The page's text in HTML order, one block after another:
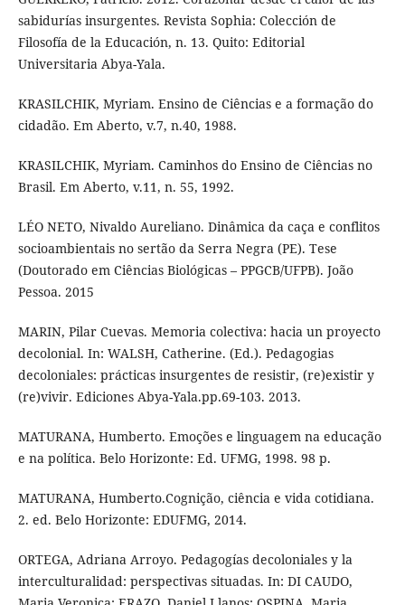
sabidurías insurgentes. Revista Sophia: Colección de
Filosofía de la Educación, n. 13. Quito: Editorial
Universitaria Abya-Yala.
KRASILCHIK, Myriam. Ensino de Ciências e a formação do
cidadão. Em Aberto, v.7, n.40, 1988.
KRASILCHIK, Myriam. Caminhos do Ensino de Ciências no
Brasil. Em Aberto, v.11, n. 55, 1992.
LÉO NETO, Nivaldo Aureliano. Dinâmica da caça e conflitos
socioambientais no sertão da Serra Negra (PE). Tese
(Doutorado em Ciências Biológicas – PPGCB/UFPB). João
Pessoa. 2015
MARIN, Pilar Cuevas. Memoria colectiva: hacia un proyecto
decolonial. In: WALSH, Catherine. (Ed.). Pedagogias
decoloniales: prácticas insurgentes de resistir, (re)existir y
(re)vivir. Ediciones Abya-Yala.pp.69-103. 2013.
MATURANA, Humberto. Emoções e linguagem na educação
e na política. Belo Horizonte: Ed. UFMG, 1998. 98 p.
MATURANA, Humberto.Cognição, ciência e vida cotidiana.
2. ed. Belo Horizonte: EDUFMG, 2014.
ORTEGA, Adriana Arroyo. Pedagogías decoloniales y la
interculturalidad: perspectivas situadas. In: DI CAUDO,